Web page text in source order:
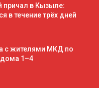
причал в Кызыле:
в течение трёх дней
с жителями МКД по
дома 1–4